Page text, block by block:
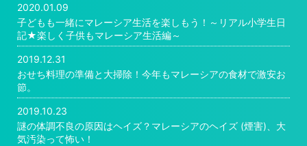
2020.01.09
子どもも一緒にマレーシア生活を楽しもう！～リアル小学生日
記★楽しく子供もマレーシア生活編～
2019.12.31
おせち料理の準備と大掃除！今年もマレーシアの食材で激安お
節。
2019.10.23
謎の体調不良の原因はヘイズ？マレーシアのヘイズ (煙害)、大
気汚染って怖い！